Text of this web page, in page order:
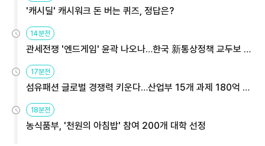
'캐시딜' 캐시워크 돈 버는 퀴즈, 정답은?
14분전
관세전쟁 '엔드게임' 윤곽 나오나…한국 新통상정책 교두보 활
17분전
섬유패션 글로벌 경쟁력 키운다…산업부 15개 과제 180억 지
18분전
농식품부, '천원의 아침밥' 참여 200개 대학 선정